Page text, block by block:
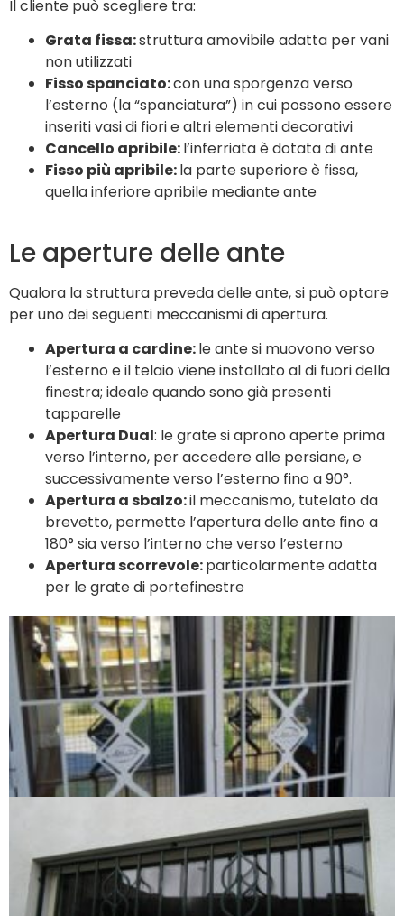
Il cliente può scegliere tra:
Grata fissa:struttura amovibile adatta per vani
non utilizzati
Fisso spanciato:con una sporgenza verso
l’esterno (la “spanciatura”) in cui possono essere
inseriti vasi di fiori e altri elementi decorativi
Cancello apribile:l’inferriata è dotata di ante
Fisso più apribile:la parte superiore è fissa,
quella inferiore apribile mediante ante
Le aperture delle ante
Qualora la struttura preveda delle ante, si può optare
per uno dei seguenti meccanismi di apertura.
Apertura a cardine:le ante si muovono verso
l’esterno e il telaio viene installato al di fuori della
finestra; ideale quando sono già presenti
tapparelle
Apertura Dual: le grate si aprono aperte prima
verso l’interno, per accedere alle persiane, e
successivamente verso l’esterno fino a 90°.
Apertura a sbalzo:il meccanismo, tutelato da
brevetto, permette l’apertura delle ante fino a
180° sia verso l’interno che verso l’esterno
Apertura scorrevole:particolarmente adatta
per le grate di portefinestre